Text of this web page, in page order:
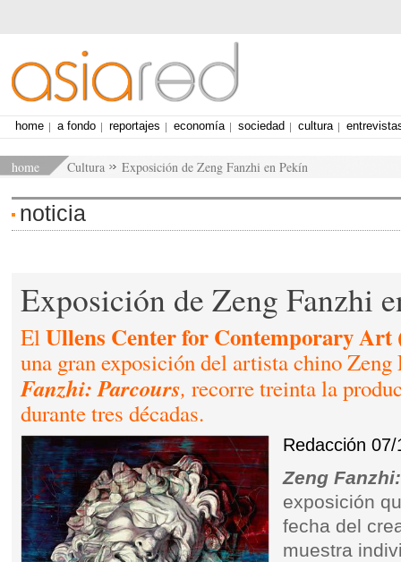
home Cultura Exposición de Zeng Fanzhi en Pekín
home a fondo reportajes economía sociedad cultura
noticia
Exposición de Zeng Fanzhi
ElUllens Center for Contemporary Art
una gran exposición del artista chino
Fanzhi: Parcours,recorre treinta la
durante tres décadas.
Redacción 07/
Zeng
exposición
fecha del
muestra